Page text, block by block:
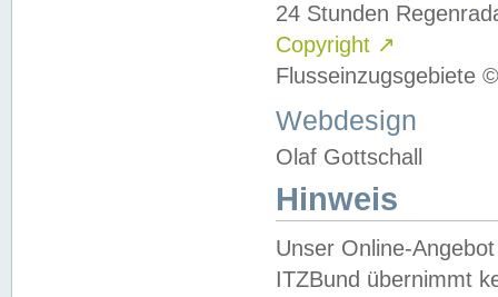
24 Stunden
Copyright ↗
Flusseinzugsgebiete
Webdesign
Olaf Gottschall
Hinweis
Unser Online-
ITZBund übernimmt